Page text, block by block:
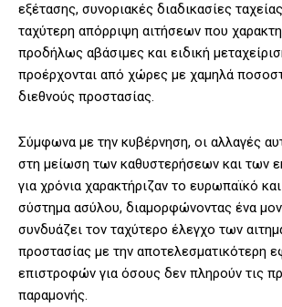
εξέτασης, συνοριακές διαδικασίες
ταχύτερη απόρριψη αιτήσεων που
προδήλως αβάσιμες και ειδική
προέρχονται από χώρες με χαμηλά
διεθνούς προστασίας.
Σύμφωνα με την κυβέρνηση, οι αλλαγές
στη μείωση των καθυστερήσεων και των
για χρόνια χαρακτήριζαν το ευρωπαϊκό
σύστημα ασύλου, διαμορφώνοντας ένα
συνδυάζει τον ταχύτερο έλεγχο των
προστασίας με την αποτελεσματικότερη
επιστροφών για όσους δεν πληρούν τις
παραμονής.